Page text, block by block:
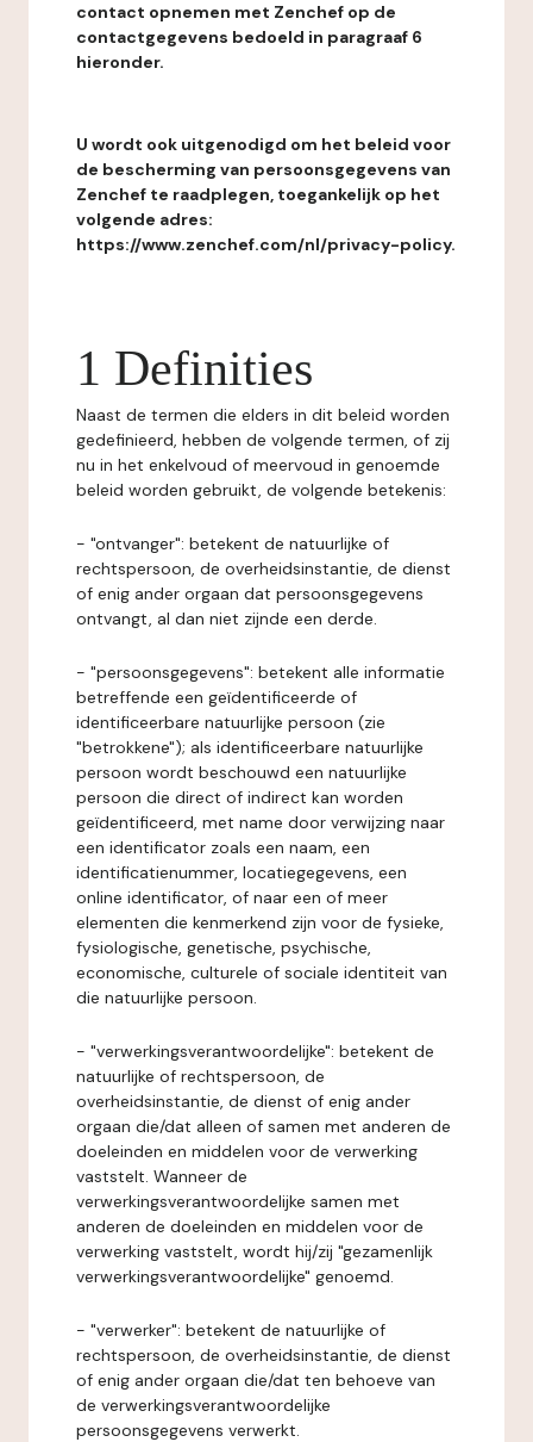
contact opnemen met Zenchef op de
contactgegevens bedoeld in paragraaf 6
hieronder.
U wordt ook uitgenodigd om het beleid voor
de bescherming van persoonsgegevens van
Zenchef te raadplegen, toegankelijk op het
volgende adres:
https://www.zenchef.com/nl/privacy-policy.
1 Definities
Naast de termen die elders in dit beleid worden
gedefinieerd, hebben de volgende termen, of zij
nu in het enkelvoud of meervoud in genoemde
beleid worden gebruikt, de volgende betekenis:
- "ontvanger": betekent de natuurlijke of
rechtspersoon, de overheidsinstantie, de dienst
of enig ander orgaan dat persoonsgegevens
ontvangt, al dan niet zijnde een derde.
- "persoonsgegevens": betekent alle informatie
betreffende een geïdentificeerde of
identificeerbare natuurlijke persoon (zie
"betrokkene"); als identificeerbare natuurlijke
persoon wordt beschouwd een natuurlijke
persoon die direct of indirect kan worden
geïdentificeerd, met name door verwijzing naar
een identificator zoals een naam, een
identificatienummer, locatiegegevens, een
online identificator, of naar een of meer
elementen die kenmerkend zijn voor de fysieke,
fysiologische, genetische, psychische,
economische, culturele of sociale identiteit van
die natuurlijke persoon.
- "verwerkingsverantwoordelijke": betekent de
natuurlijke of rechtspersoon, de
overheidsinstantie, de dienst of enig ander
orgaan die/dat alleen of samen met anderen de
doeleinden en middelen voor de verwerking
vaststelt. Wanneer de
verwerkingsverantwoordelijke samen met
anderen de doeleinden en middelen voor de
verwerking vaststelt, wordt hij/zij "gezamenlijk
verwerkingsverantwoordelijke" genoemd.
- "verwerker": betekent de natuurlijke of
rechtspersoon, de overheidsinstantie, de dienst
of enig ander orgaan die/dat ten behoeve van
de verwerkingsverantwoordelijke
persoonsgegevens verwerkt.